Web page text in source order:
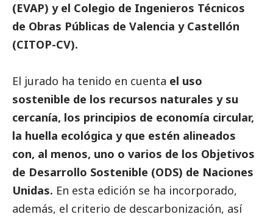
(EVAP) y el Colegio de Ingenieros Técnicos
de Obras Públicas de Valencia y Castellón
(CITOP-CV).
El jurado ha tenido en cuenta el uso
sostenible de los recursos naturales y su
cercanía, los principios de economía circular,
la huella ecológica y que estén alineados
con, al menos, uno o varios de los Objetivos
de Desarrollo Sostenible (ODS) de Naciones
Unidas. En esta edición se ha incorporado,
además, el criterio de descarbonización, así